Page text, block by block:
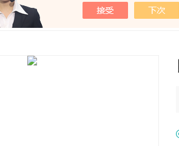
我的位置：首页